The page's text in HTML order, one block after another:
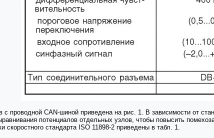
проводной CAN-шиной приведена на рис. 1. В зависимости от
потенциалов отдельных узлов, чтобы повысить
скоростного стандарта ISO 11898-2 приведены в табл. 1.